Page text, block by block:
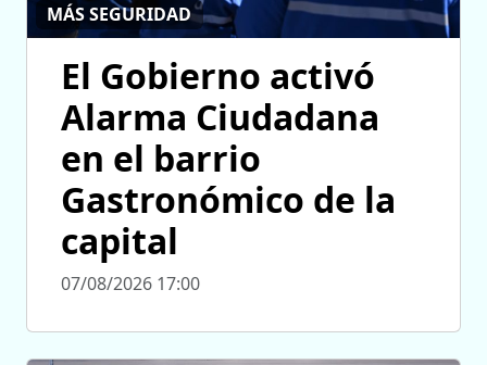
MÁS SEGURIDAD
El Gobierno activó
Alarma Ciudadana
en el barrio
Gastronómico de la
capital
07/08/2026 17:00